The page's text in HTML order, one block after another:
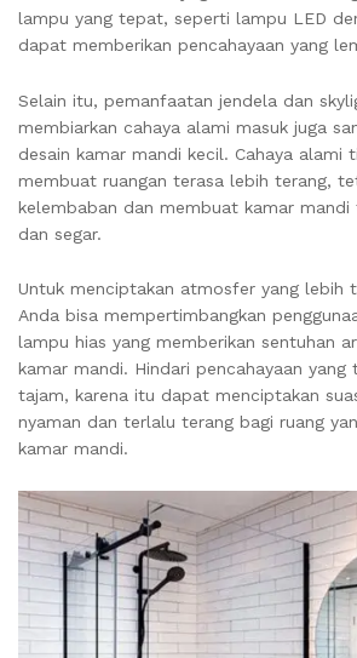
lampu yang tepat, seperti lampu LED
dapat memberikan pencahayaan yang
Selain itu, pemanfaatan jendela dan
membiarkan cahaya alami masuk juga
desain kamar mandi kecil. Cahaya alami
membuat ruangan terasa lebih terang,
kelembaban dan membuat kamar mandi
dan segar.
Untuk menciptakan atmosfer yang lebih
Anda bisa mempertimbangkan
lampu hias yang memberikan sentuhan
kamar mandi. Hindari pencahayaan yang
tajam, karena itu dapat menciptakan
nyaman dan terlalu terang bagi ruang
kamar mandi.